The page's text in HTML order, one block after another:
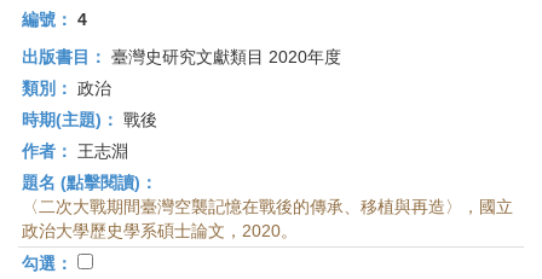
編號： 4
出版書目： 臺灣史研究文獻類目 2020年度
類別： 政治
時期(主題)： 戰後
作者：
王志淵
題名 (點擊閱讀)：
〈二次大戰期間臺灣空襲記憶在戰後的傳承、移植與再造〉，國立
政治大學歷史學系碩士論文，2020。
勾選：